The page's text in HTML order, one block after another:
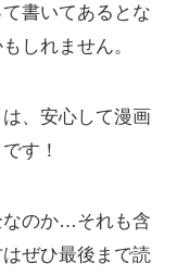
書いてあるとな
しれません。
、安心して漫画
す！
なのか…それも含
ぜひ最後まで読